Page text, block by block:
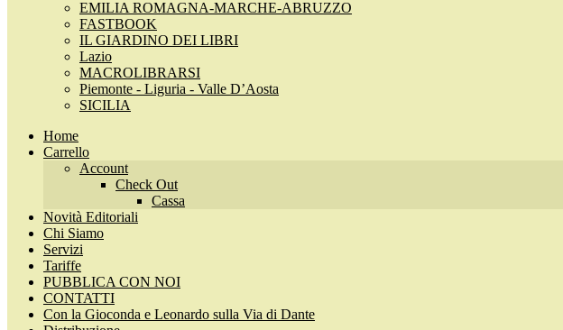
EMILIA ROMAGNA-MARCHE-ABRUZZO
FASTBOOK
IL GIARDINO DEI LIBRI
Lazio
MACROLIBRARSI
Piemonte - Liguria - Valle D’Aosta
SICILIA
Home
Carrello
Account
Check Out
Cassa
Novità Editoriali
Chi Siamo
Servizi
Tariffe
PUBBLICA CON NOI
CONTATTI
Con la Gioconda e Leonardo sulla Via di Dante